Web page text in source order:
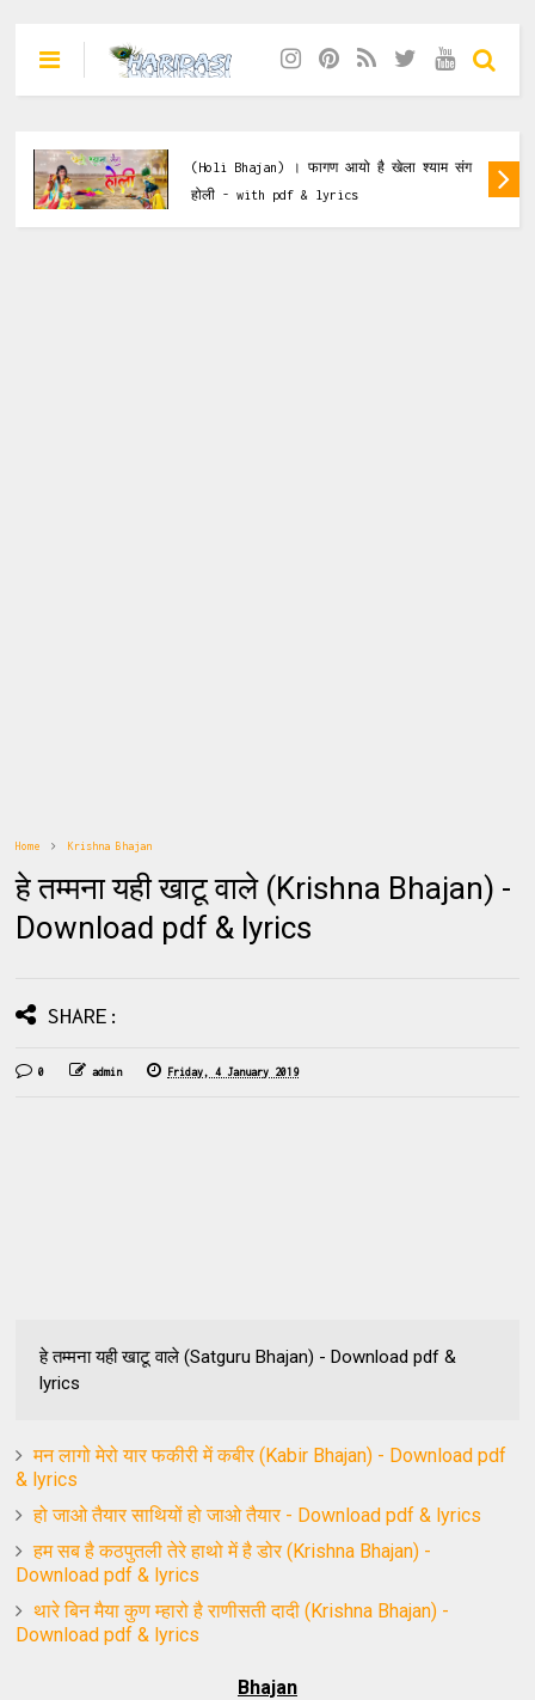
(Holi Bhajan) । फागण आयो है खेला श्याम संग
होली - with pdf & lyrics
Home Krishna Bhajan
हे तम्मना यही खाटू वाले (Krishna Bhajan) -
Download pdf & lyrics
SHARE:
0 admin Friday, 4 January 2019
हे तम्मना यही खाटू वाले (Satguru Bhajan) - Download pdf &
lyrics
मन लागो मेरो यार फकीरी में कबीर (Kabir Bhajan) - Download pdf
& lyrics
हो जाओ तैयार साथियों हो जाओ तैयार - Download pdf & lyrics
हम सब है कठपुतली तेरे हाथो में है डोर (Krishna Bhajan) -
Download pdf & lyrics
थारे बिन मैया कुण म्हारो है राणीसती दादी (Krishna Bhajan) -
Download pdf & lyrics
Bhajan